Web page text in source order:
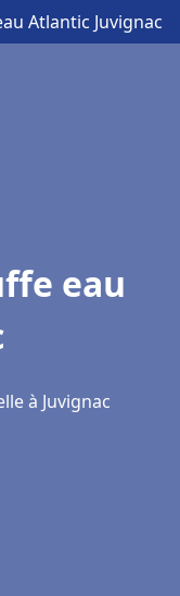
Atlantic Juvignac
eau
à Juvignac